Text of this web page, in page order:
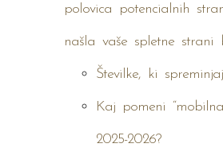
polovica potencialnih
našla vaše spletne strani
Številke, ki
Kaj pomeni
2025-2026?